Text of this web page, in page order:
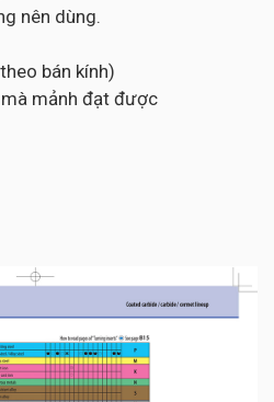
nên dùng.
bán kính)
mảnh đạt được